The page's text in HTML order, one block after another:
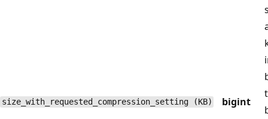
size_with_requested_compression_setting (KB) bigint